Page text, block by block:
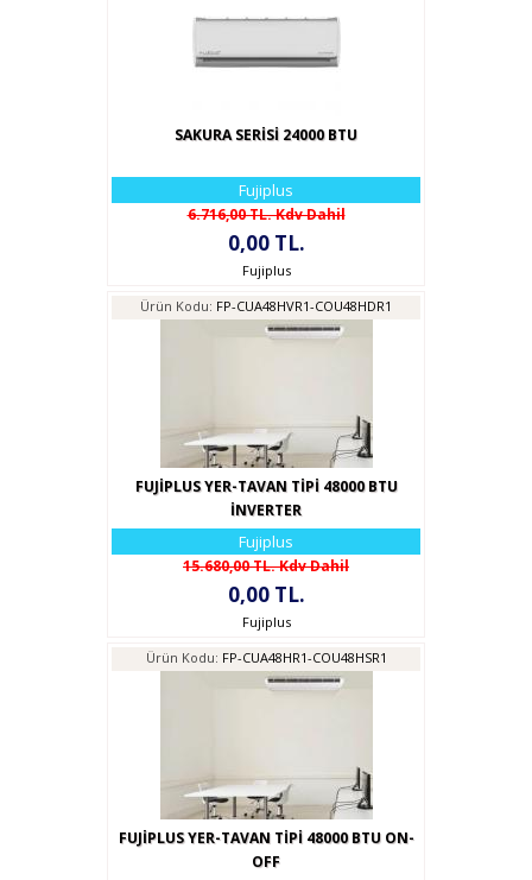
SAKURA SERİSİ 24000 BTU
Fujiplus
6.716,00 TL. Kdv Dahil
0,00 TL.
Fujiplus
Ürün Kodu: FP-CUA48HVR1-COU48HDR1
FUJİPLUS YER-TAVAN TİPİ 48000 BTU
İNVERTER
Fujiplus
15.680,00 TL. Kdv Dahil
0,00 TL.
Fujiplus
Ürün Kodu: FP-CUA48HR1-COU48HSR1
FUJİPLUS YER-TAVAN TİPİ 48000 BTU ON-
OFF